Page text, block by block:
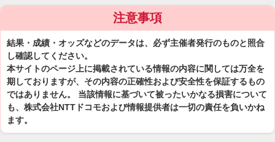
注意事項
結果・成績・オッズなどのデータは、必ず主催者発行のものと照合
し確認してください。
本サイトのページ上に掲載されている情報の内容に関しては万全を
期しておりますが、その内容の正確性および安全性を保証するもの
ではありません。 当該情報に基づいて被ったいかなる損害について
も、株式会社NTTドコモおよび情報提供者は一切の責任を負いかね
ます。